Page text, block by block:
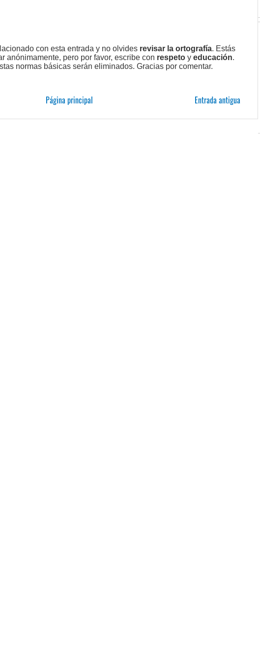
con esta entrada y no olvides revisar la ortografía. Estás
anónimamente, pero por favor, escribe con respeto y educación.
normas básicas serán eliminados. Gracias por comentar.
Entrada antigua
Página principal